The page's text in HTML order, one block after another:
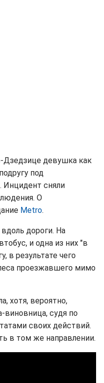
Дзедзице девушка как
под
сняли
О
Metro.
дороги. На
и одна из них "в
в результате чего
проезжавшего мимо
хотя, вероятно,
виновница, судя по
своих действий.
в том же направлении.